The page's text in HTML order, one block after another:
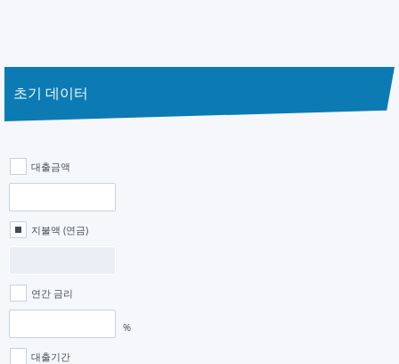
초기 데이터
대출금액
지불액 (연금)
연간 금리
%
대출기간